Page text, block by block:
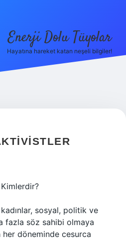
Enerji Dolu Tüyolar
Hayatına hareket katan neşeli bilgiler!
sosyal, politik ve
fazla söz sahibi olmaya
her döneminde cesurca